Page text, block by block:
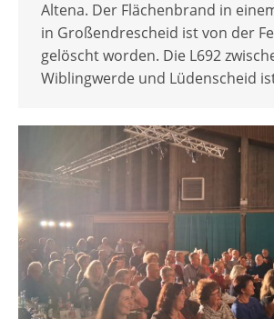
Altena. Der Flächenbrand in
in Großendrescheid ist von der
gelöscht worden. Die L692
Wiblingwerde und Lüdenscheid